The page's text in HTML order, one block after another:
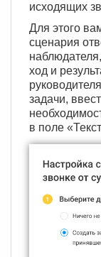
исходящих
Для этого
сценария
ход и
задачи,
в поле